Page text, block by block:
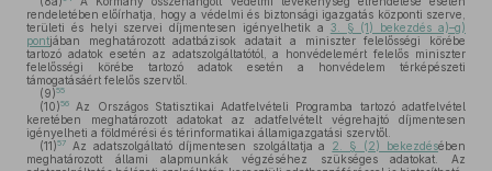
rendeletében előírhatja, hogy a védelmi és biztonsági igazgatás központi szerve,
területi és helyi szervei díjmentesen igényelhetik a 3. § (1) bekezdés a)–g)
pontjában meghatározott adatbázisok adatait a miniszter felelősségi körébe
tartozó adatok esetén az adatszolgáltatótól, a honvédelemért felelős miniszter
felelősségi körébe tartozó adatok esetén a honvédelem térképészeti
támogatásáért felelős szervtől.
(9)55
(10)56
Az Országos Statisztikai Adatfelvételi Programba tartozó adatfelvétel
keretében meghatározott adatokat az adatfelvételt végrehajtó díjmentesen
igényelheti a földmérési és térinformatikai államigazgatási szervtől.
(11)57 Az adatszolgáltató díjmentesen szolgáltatja a 2. § (2) bekezdésében
meghatározott állami alapmunkák végzéséhez szükséges adatokat. Az